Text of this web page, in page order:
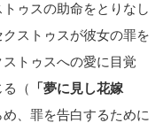
ゥスの助命をとりなし
ストゥスが彼女の罪を
トゥスへの愛に目覚
（
「夢に見し花嫁
、罪を告白するために